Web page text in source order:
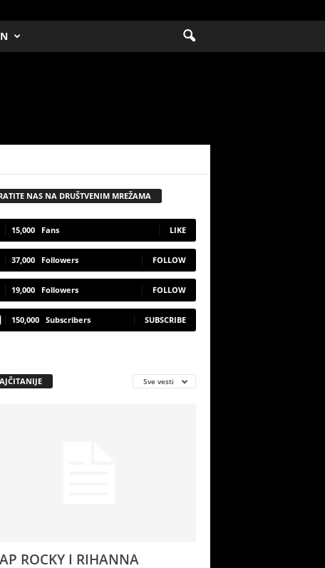
NAS NA DRUŠTVENIM MREŽAMA
15,000 Fans LIKE
37,000 Followers FOLLOW
19,000 Followers FOLLOW
150,000 Subscribers SUBSCRIBE
Sve vesti
ROCKY I RIHANNA